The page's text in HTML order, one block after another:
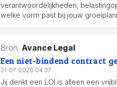
verantwoordelijkheden,
welke vorm past bij jouw
Bron: Avance Legal
Een niet-bindend contract
31-07-2026 04:37
Jij denkt een LOI is alleen een